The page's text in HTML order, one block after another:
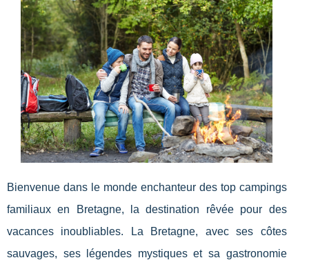
Bienvenue dans le monde enchanteur des top campings
familiaux en Bretagne, la destination rêvée pour des
vacances inoubliables. La Bretagne, avec ses côtes
sauvages, ses légendes mystiques et sa gastronomie